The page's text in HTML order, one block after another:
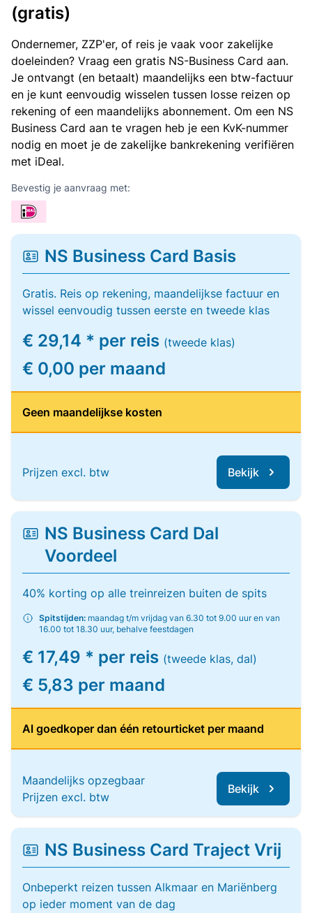
(gratis)
Ondernemer, ZZP'er, of reis je vaak voor zakelijke
doeleinden? Vraag een gratis NS-Business Card aan.
Je ontvangt (en betaalt) maandelijks een btw-factuur
en je kunt eenvoudig wisselen tussen losse reizen op
rekening of een maandelijks abonnement. Om een NS
Business Card aan te vragen heb je een KvK-nummer
nodig en moet je de zakelijke bankrekening verifiëren
met iDeal.
Bevestig je aanvraag met:
NS Business Card Basis
Gratis. Reis op rekening, maandelijkse factuur en
wissel eenvoudig tussen eerste en tweede klas
€ 29,14 * per reis (tweede klas)
€ 0,00 per maand
Geen maandelijkse kosten
Prijzen excl. btw Bekijk
NS Business Card Dal
Voordeel
40% korting op alle treinreizen buiten de spits
Spitstijden: maandag t/m vrijdag van 6.30 tot 9.00 uur en van
16.00 tot 18.30 uur, behalve feestdagen
€ 17,49 * per reis (tweede klas, dal)
€ 5,83 per maand
Al goedkoper dan één retourticket per maand
Maandelijks opzegbaar
Prijzen excl. btw
Bekijk
NS Business Card Traject Vrij
Onbeperkt reizen tussen Alkmaar en Mariënberg
op ieder moment van de dag